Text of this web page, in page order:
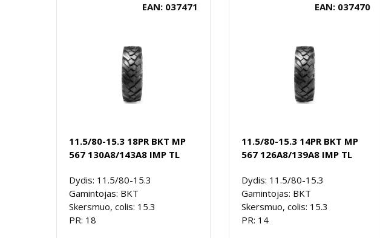
EAN: 037471
11.5/80-15.3 18PR BKT MP
567 130A8/143A8 IMP TL
Dydis: 11.5/80-15.3
Gamintojas: BKT
Skersmuo, colis: 15.3
PR: 18
EAN: 037470
11.5/80-15.3 14PR BKT MP
567 126A8/139A8 IMP TL
Dydis: 11.5/80-15.3
Gamintojas: BKT
Skersmuo, colis: 15.3
PR: 14